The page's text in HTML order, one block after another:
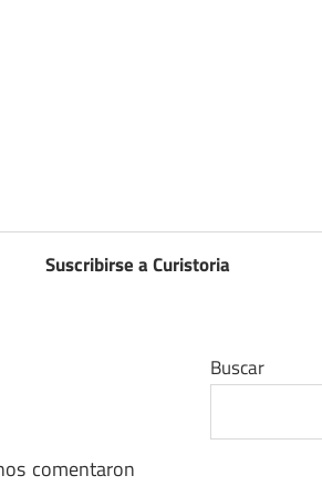
Suscribirse a Curistoria
comentaron
Buscar